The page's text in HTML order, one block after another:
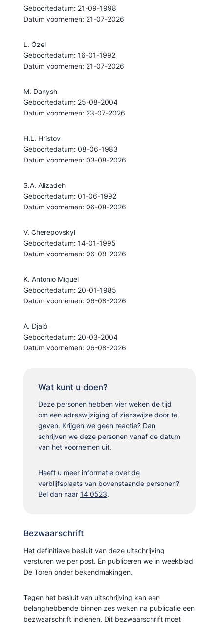
Geboortedatum: 21-09-1998
Datum voornemen: 21-07-2026
L. Özel
Geboortedatum: 16-01-1992
Datum voornemen: 21-07-2026
M. Danysh
Geboortedatum: 25-08-2004
Datum voornemen: 23-07-2026
H.L. Hristov
Geboortedatum: 08-06-1983
Datum voornemen: 03-08-2026
S.A. Alizadeh
Geboortedatum: 01-06-1992
Datum voornemen: 06-08-2026
V. Cherepovskyi
Geboortedatum: 14-01-1995
Datum voornemen: 06-08-2026
K. Antonio Miguel
Geboortedatum: 20-01-1985
Datum voornemen: 06-08-2026
A. Djaló
Geboortedatum: 20-03-2004
Datum voornemen: 06-08-2026
Wat kunt u doen?
Deze personen hebben vier weken de tijd
om een adreswijziging of zienswijze door te
geven. Krijgen we geen reactie? Dan
schrijven we deze personen vanaf de datum
van het voornemen uit.
Heeft u meer informatie over de
verblijfsplaats van bovenstaande personen?
Bel dan naar 14 0523.
Bezwaarschrift
Het definitieve besluit van deze uitschrijving
versturen we per post. En publiceren we in weekblad
De Toren onder bekendmakingen.
Tegen het besluit van uitschrijving kan een
belanghebbende binnen zes weken na publicatie een
bezwaarschrift indienen. Dit bezwaarschrift moet